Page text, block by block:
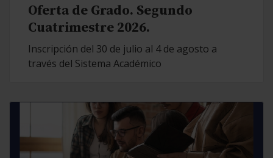
Oferta de Grado. Segundo
Cuatrimestre 2026.
Inscripción del 30 de julio al 4 de agosto a
través del Sistema Académico